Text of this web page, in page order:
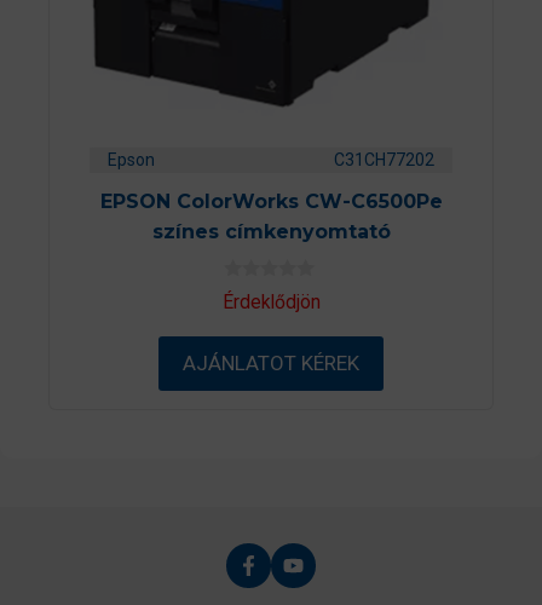
Epson C31CH77202
EPSON ColorWorks CW-C6500Pe
színes címkenyomtató
0
a
-
ő
Érdeklődjön
AJÁNLATOT KÉREK